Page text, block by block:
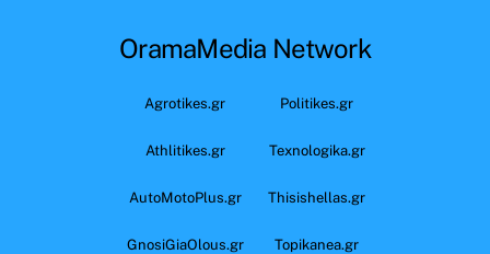
OramaMedia Network
Agrotikes.gr Politikes.gr
Athlitikes.gr Texnologika.gr
AutoMotoPlus.gr Thisishellas.gr
GnosiGiaOlous.gr Topikanea.gr